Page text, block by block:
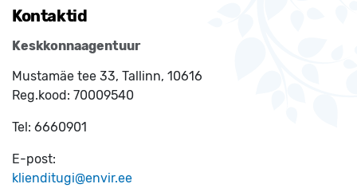
Kontaktid
Keskkonnaagentuur
Mustamäe tee 33, Tallinn, 10616
Reg.kood: 70009540
Tel: 6660901
E-post:
klienditugi@envir.ee